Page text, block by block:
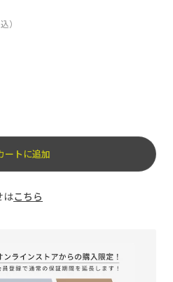
）
ートに追加
はこちら